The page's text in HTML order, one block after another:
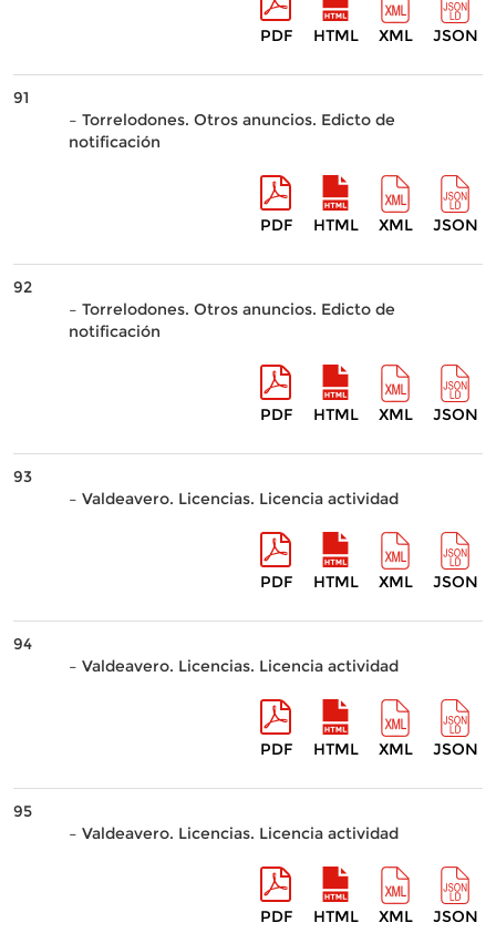
PDF HTML XML JSON
91
– Torrelodones. Otros anuncios. Edicto de
notificación
PDF HTML XML JSON
92
– Torrelodones. Otros anuncios. Edicto de
notificación
PDF HTML XML JSON
93
– Valdeavero. Licencias. Licencia actividad
PDF HTML XML JSON
94
– Valdeavero. Licencias. Licencia actividad
PDF HTML XML JSON
95
– Valdeavero. Licencias. Licencia actividad
PDF HTML XML JSON